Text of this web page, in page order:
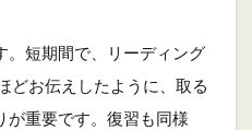
。短期間で、リーディング
どお伝えしたように、取る
が重要です。復習も同様